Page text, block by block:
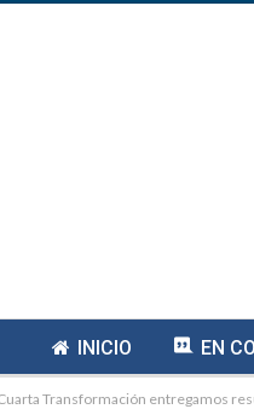
INICIO EN
Transformación entregamos